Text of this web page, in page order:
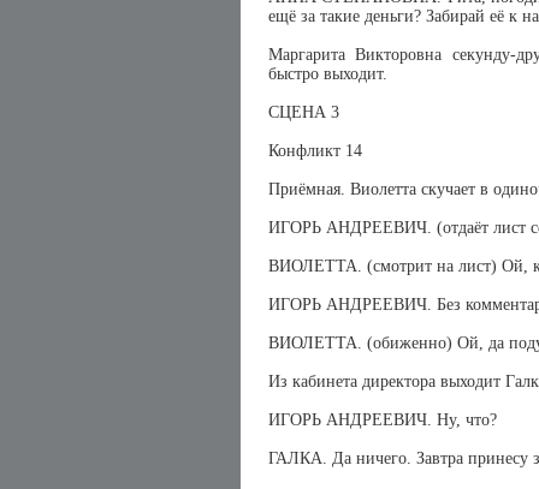
ещё за такие деньги? Забирай её
Маргарита Викторовна секунду-
быстро выходит.
СЦЕНА 3
Конфликт 14
Приёмная. Виолетта скучает в
ИГОРЬ АНДРЕЕВИЧ. (отдаёт лист
ВИОЛЕТТА. (смотрит на лист) Ой,
ИГОРЬ АНДРЕЕВИЧ. Без
ВИОЛЕТТА. (обиженно) Ой, да
Из кабинета директора выходит
ИГОРЬ АНДРЕЕВИЧ. Ну, что?
ГАЛКА. Да ничего. Завтра принесу